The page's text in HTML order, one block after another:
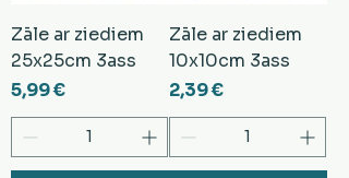
Zāle ar ziediem
25x25cm 3ass
Cena
5,99 €
Zāle ar ziediem
10x10cm 3ass
Cena
2,39 €